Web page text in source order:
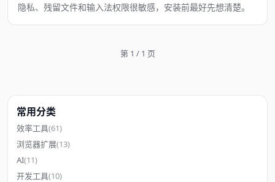
隐私、残留文件和输入法权限很敏感，安装前最好先想清楚。
第 1 / 1 页
常用分类
效率工具(61)
浏览器扩展(13)
AI(11)
开发工具(10)